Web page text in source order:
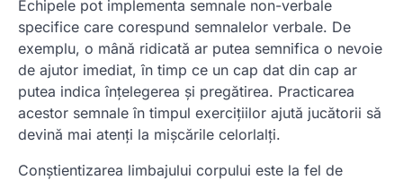
Echipele pot implementa semnale non-verbale
specifice care corespund semnalelor verbale. De
exemplu, o mână ridicată ar putea semnifica o nevoie
de ajutor imediat, în timp ce un cap dat din cap ar
putea indica înțelegerea și pregătirea. Practicarea
acestor semnale în timpul exercițiilor ajută jucătorii să
devină mai atenți la mișcările celorlalți.
Conștientizarea limbajului corpului este la fel de